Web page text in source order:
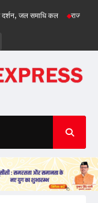
जल समाधि कल राज्य सड़क